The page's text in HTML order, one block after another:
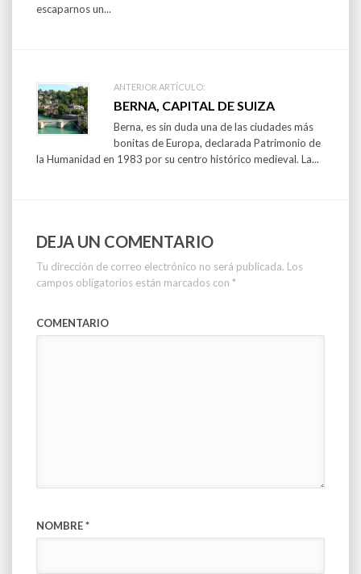
escaparnos un...
ANTERIOR ARTÍCULO:
BERNA, CAPITAL DE SUIZA
Berna, es sin duda una de las ciudades más
bonitas de Europa, declarada Patrimonio de
la Humanidad en 1983 por su centro histórico medieval. La...
DEJA UN COMENTARIO
Tu dirección de correo electrónico no será publicada. Los
campos obligatorios están marcados con *
COMENTARIO
NOMBRE*